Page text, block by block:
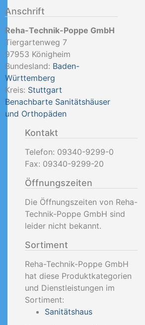
Anschrift
Reha-Technik-Poppe GmbH
Tiergartenweg 7
97953 Königheim
Bundesland: Baden-
Württemberg
Kreis: Stuttgart
Benachbarte Sanitätshäuser
und Orthopäden
Kontakt
Telefon: 09340-9299-0
Fax: 09340-9299-20
Öffnungszeiten
Die Öffnungszeiten von Reha-
Technik-Poppe GmbH sind
leider nicht bekannt.
Sortiment
Reha-Technik-Poppe GmbH
hat diese Produktkategorien
und Dienstleistungen im
Sortiment:
Sanitätshaus